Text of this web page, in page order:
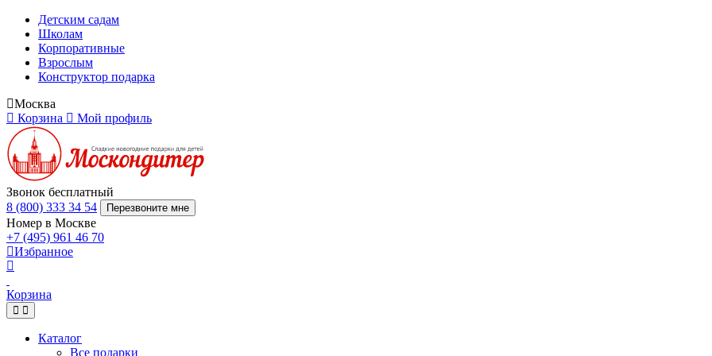
Детским садам
Школам
Корпоративные
Взрослым
Конструктор подарка
Москва
Корзина
Мой профиль
Звонок бесплатный
8 (800) 333 34 54
Перезвоните мне
Номер в Москве
+7 (495) 961 46 70
Избранное
Корзина
Каталог
Все подарки